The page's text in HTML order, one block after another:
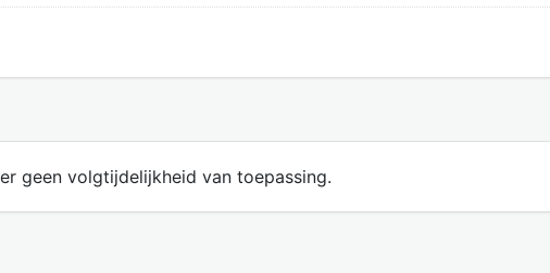
geen volgtijdelijkheid van toepassing.